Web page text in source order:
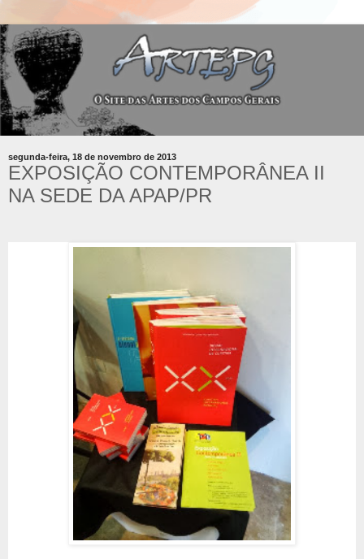
segunda-feira, 18 de novembro de 2013
EXPOSIÇÃO CONTEMPORÂNEA II
NA SEDE DA APAP/PR